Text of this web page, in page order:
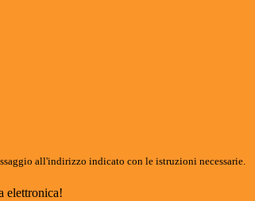
all'indirizzo indicato con le istruzioni necessarie.
elettronica!